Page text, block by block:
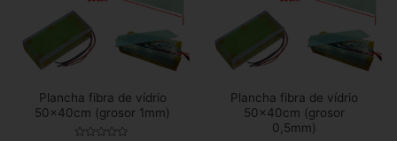
Plancha fibra de vídrio
50x40cm (grosor 1mm)
Plancha fibra de vídrio
50x40cm (grosor
0,5mm)